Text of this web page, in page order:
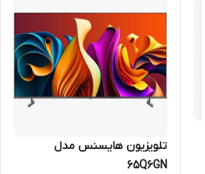
تلویزیون هایسنس مدل
65Q6GN